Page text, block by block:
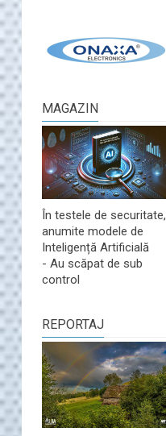
MAGAZIN
În testele de securitate,
anumite modele de
Inteligență Artificială
- Au scăpat de sub
control
REPORTAJ